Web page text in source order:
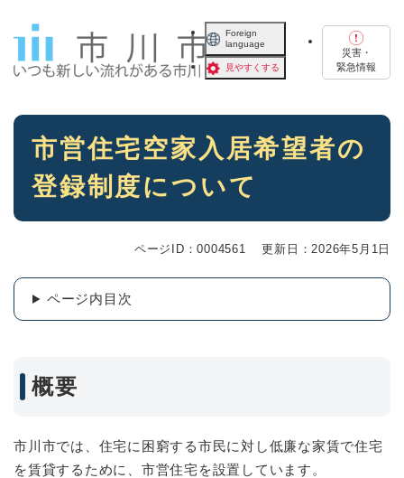
Foreign
language
見やすくする
災害・
緊急情報
本
市営住宅空家入居希望者の
登録制度について
ページID：0004561 更新日：2026年5月1日
ページ内目次
概要
市川市では、住宅に困窮する市民に対し低廉な家賃で住宅
を賃貸するために、市営住宅を設置しています。